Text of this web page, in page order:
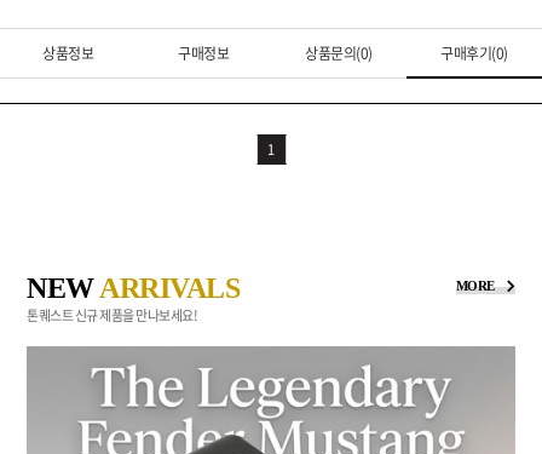
상품정보 구매정보 상품문의(0) 구매후기(0)
1
NEWARRIVALS MORE
톤퀘스트 신규 제품을 만나보세요!